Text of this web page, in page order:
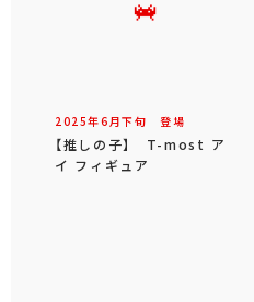
2025年6 月下旬 登場
【推しの子】 T-most ア
イ フィギュア